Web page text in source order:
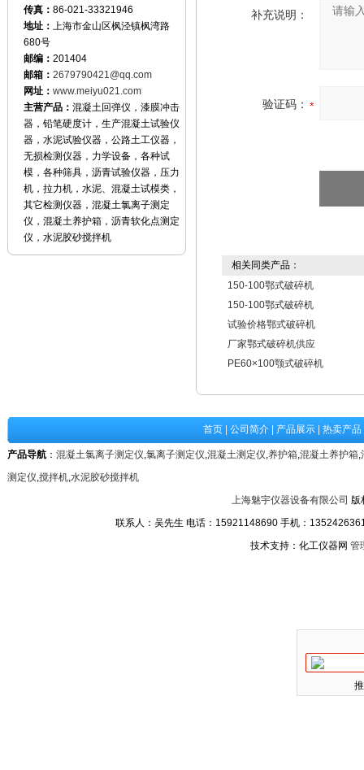
传真： 86-021-33321946
地址： 上海市金山区枫泾镇枫湾路
680号
邮编： 201404
邮箱： 2679790421@qq.com
网址： www.meiyu021.com
主营产品： 混凝土回弹仪，漆膜冲击
器，铅笔硬度计，生产混凝土试验仪
器，水泥试验仪器，公路土工仪器，
无损检测仪器，力学设备，各种试
模，各种筛具，沥青试验仪器，压力
机，拉力机，水泥、混凝土试模类，
其它检测仪器，混凝土氯离子测定
仪，混凝土养护箱，沥青软化点测定
仪，水泥胶砂搅拌机
补充说明：
验证码：
相关同类产品：
150-100鄂式破碎机
150-100鄂式破碎机
试验价格鄂式破碎机
厂家鄂式破碎机供应
PE60×100颚式破碎机
首页 公司简介 产品展示 热卖产品
产品导航 ： 混凝土氯离子测定仪,氯离子测定仪,混凝土测定仪,养护箱,混凝土养护箱,
测定仪,搅拌机,水泥胶砂搅拌机
上海魅宇仪器设备有限公司 版
联系人：吴先生 电话：15921148690 手机：
技术支持：化工仪器网 管